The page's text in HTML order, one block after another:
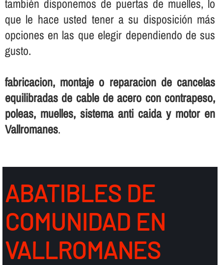
también disponemos de puertas de muelles, lo
que le hace usted tener a su disposición más
opciones en las que elegir dependiendo de sus
gusto.
fabricacion, montaje o reparacion de cancelas
equilibradas de cable de acero con contrapeso,
poleas, muelles, sistema anti caida y motor en
Vallromanes.
ABATIBLES DE
COMUNIDAD EN
VALLROMANES